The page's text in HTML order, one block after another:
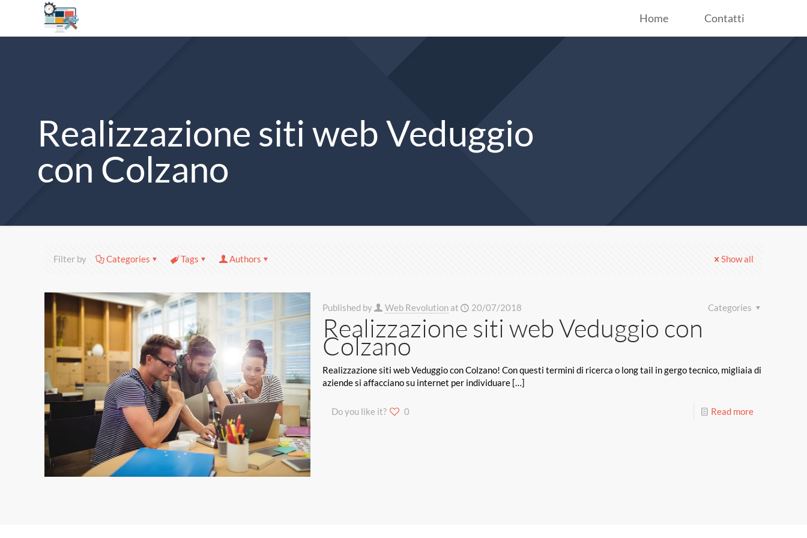
Home Contatti
Realizzazione siti web Veduggio
con Colzano
Filter by Categories Tags Authors Show all
Published by Web Revolution at 20/07/2018 Categories
Realizzazione siti web Veduggio con
Colzano
Realizzazione siti web Veduggio con Colzano! Con questi termini di ricerca o long tail in gergo tecnico, migliaia di
aziende si affacciano su internet per individuare[…]
Do you like it? 0 Read more